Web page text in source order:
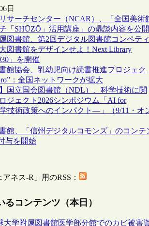
日
サーチセンター（NCAR）、「全国美術
「SHŪZŌ」活用講座」の鼎談内容を公開
図書館、第2回デジタル図書館コンペティ
図書館をデザインせよ！Next Library
」を開催
館協会、乳幼児向け読書推進プロジェク
：全国ネットワークが拡大
】国立国会図書館（NDL）、科学技術に関
ジェクト2026シンポジウム「AI for
技術政策へのインパクト―」（9/11・オ
館、「信州デジタルコモンズ」のコンテ
与を開始
アネス-R」用のRSS：
るコンテンツ（本日）
大学附属図書館医学部分館でのカビ被害